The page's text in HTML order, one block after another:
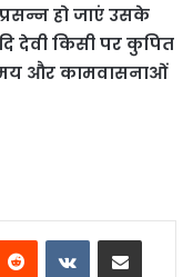
हो जाएं उसके
देवी किसी पर कुपित
और कामवासनाओं
Reddit VKontakteShare via Email